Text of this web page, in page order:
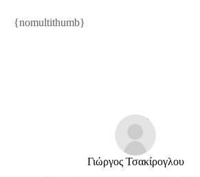
{nomultithumb}
Γιώργος Τσακίρογλου